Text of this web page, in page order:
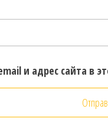
и адрес сайта в